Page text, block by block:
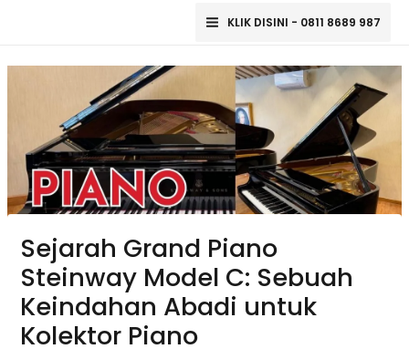
Main
KLIK DISINI - 0811 8689 987
Sejarah Grand Piano
Steinway Model C: Sebuah
Keindahan Abadi untuk
Kolektor Piano